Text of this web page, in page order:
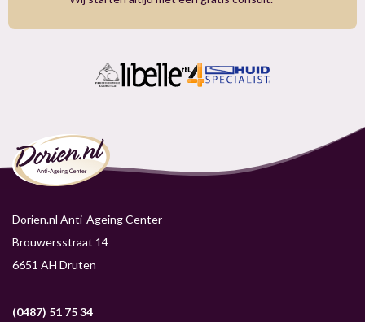
Dorien.nl Anti-Ageing Center
Brouwersstraat 14
6651 AH Druten
(0487) 51 75 34